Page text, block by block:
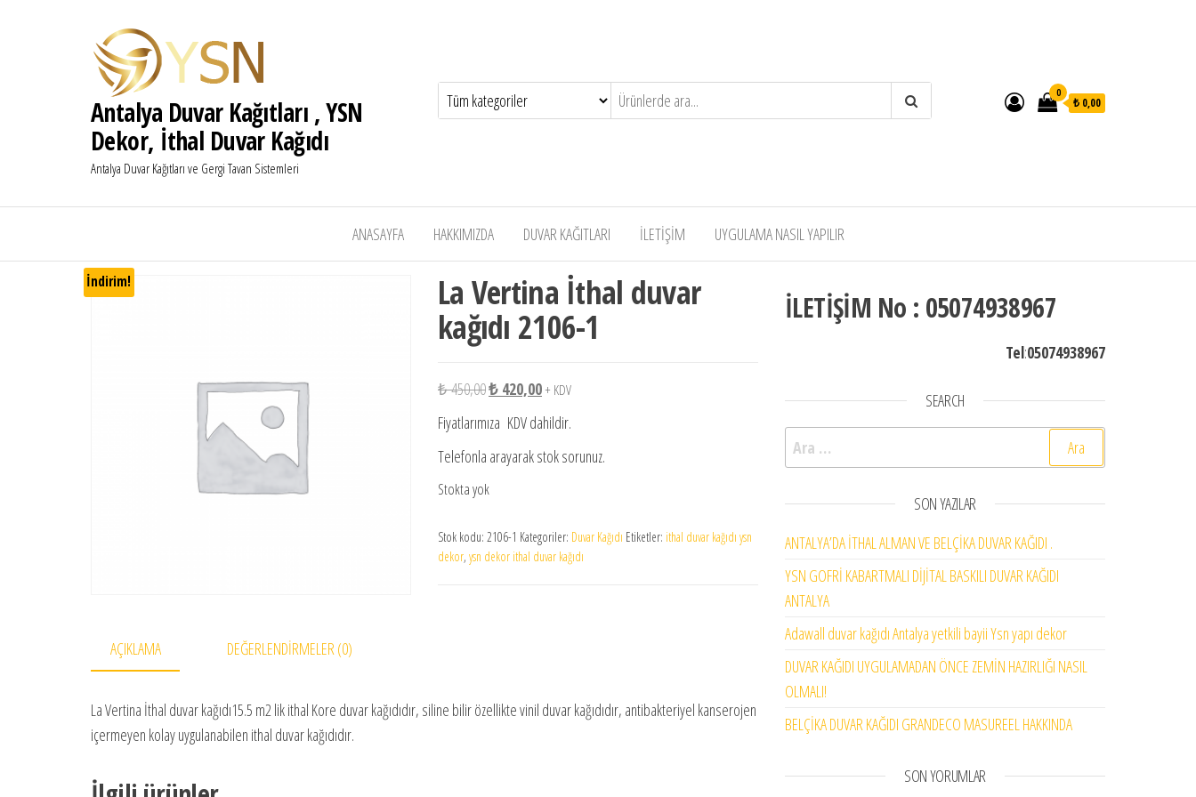
Antalya Duvar Kağıtları , YSN
Dekor, İthal Duvar Kağıdı
Antalya Duvar Kağıtları ve Gergi Tavan Sistemleri
0
₺ 0,00
ANASAYFA HAKKIMIZDA DUVAR KAĞITLARI İLETİŞİM UYGULAMA NASIL YAPILIR
İndirim! La Vertina İthal duvar
kağıdı 2106-1
₺450,00Orijinal fiyat: ₺ 450,00.
₺420,00Şu andaki fiyat: ₺ 420,00.
+ KDV
Fiyatlarımıza KDV dahildir.
Telefonla arayarak stok sorunuz.
Stokta yok
Stok kodu: 2106-1 Kategoriler: Duvar Kağıdı Etiketler: ithal duvar kağıdı ysn
dekor, ysn dekor ithal duvar kağıdı
AÇIKLAMA DEĞERLENDIRMELER (0)
La Vertina İthal duvar kağıdı15.5 m2 lik ithal Kore duvar kağıdıdır, siline bilir özellikte vinil duvar kağıdıdır, antibakteriyel kanserojen
içermeyen kolay uygulanabilen ithal duvar kağıdıdır.
İLETİŞİM No : 05074938967
Tel:05074938967
SEARCH
Arama:
SON YAZILAR
ANTALYA’DA İTHAL ALMAN VE BELÇİKA DUVAR KAĞIDI .
YSN GOFRİ KABARTMALI DİJİTAL BASKILI DUVAR KAĞIDI
ANTALYA
Adawall duvar kağıdı Antalya yetkili bayii Ysn yapı dekor
DUVAR KAĞIDI UYGULAMADAN ÖNCE ZEMİN HAZIRLIĞI NASIL
OLMALI!
BELÇİKA DUVAR KAĞIDI GRANDECO MASUREEL HAKKINDA
SON YORUMLAR